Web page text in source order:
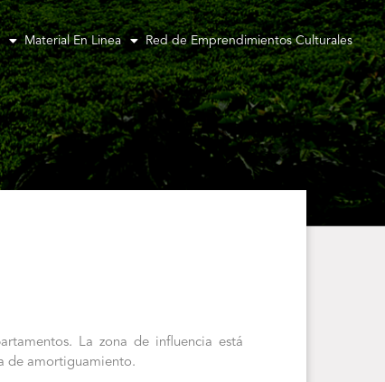
Material En Linea Red de Emprendimientos Culturales
La zona de influencia está
de amortiguamiento.